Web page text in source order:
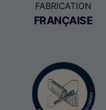
FABRICATION
FRANÇAISE